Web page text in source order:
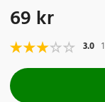
Pris: 69 kr
69 kr
3.0